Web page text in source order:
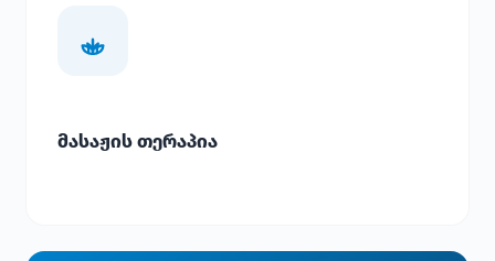
მასაჟის თერაპია